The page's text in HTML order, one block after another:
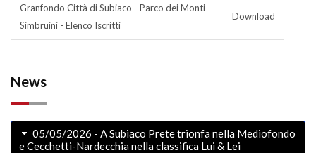
Granfondo Città di Subiaco - Parco dei Monti
Simbruini - Elenco Iscritti
Download
News
05/05/2026 - A Subiaco Prete trionfa nella Mediofondo
e Cecchetti-Nardecchia nella classifica Lui & Lei